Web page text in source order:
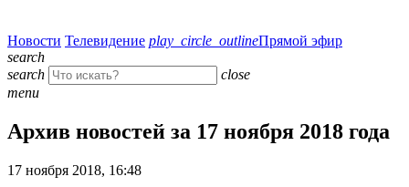
Новости Телевидение play_circle_outlineПрямой эфир
search
search
close
menu
Архив новостей за 17 ноября 2018 года
17 ноября 2018, 16:48